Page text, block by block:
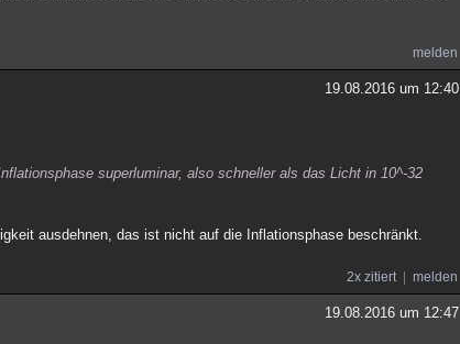
melden
19.08.2016 um 12:40
superluminar, also schneller als das Licht in 10^-32
ausdehnen, das ist nicht auf die Inflationsphase beschränkt.
2x zitiert melden
19.08.2016 um 12:47